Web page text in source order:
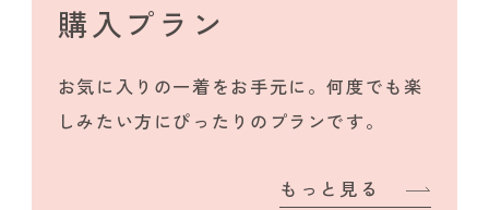
購入プラン
お気に入りの一着をお手元に。何度でも楽
しみたい方にぴったりのプランです。
もっと見る